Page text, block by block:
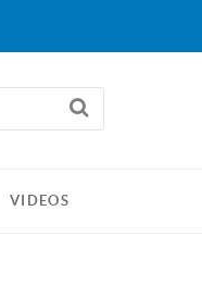
VIDEOS